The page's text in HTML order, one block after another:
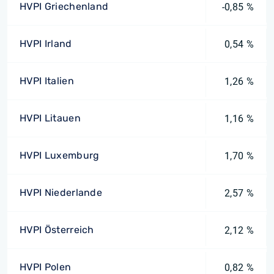
HVPI Griechenland -0,85 %
HVPI Irland 0,54 %
HVPI Italien 1,26 %
HVPI Litauen 1,16 %
HVPI Luxemburg 1,70 %
HVPI Niederlande 2,57 %
HVPI Österreich 2,12 %
HVPI Polen 0,82 %